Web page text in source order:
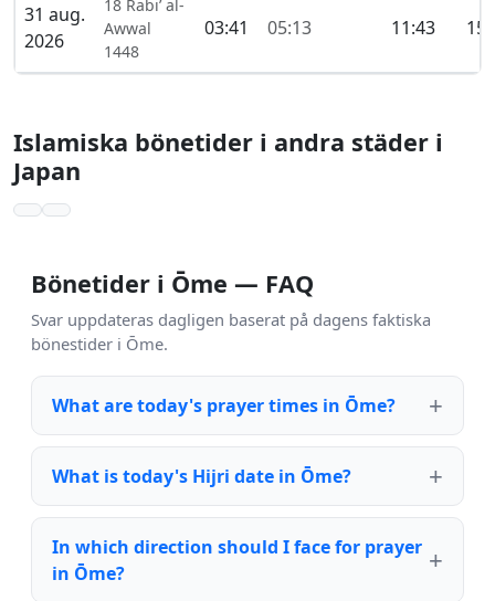
31 aug.
2026
18 Rabi’ al-
Awwal
1448
03:41 05:13 11:43
Islamiska bönetider i andra städer i
Japan
Bönetider i Ōme — FAQ
Svar uppdateras dagligen baserat på dagens faktiska
bönestider i Ōme.
What are today's prayer times in Ōme?
What is today's Hijri date in Ōme?
In which direction should I face for prayer
in Ōme?